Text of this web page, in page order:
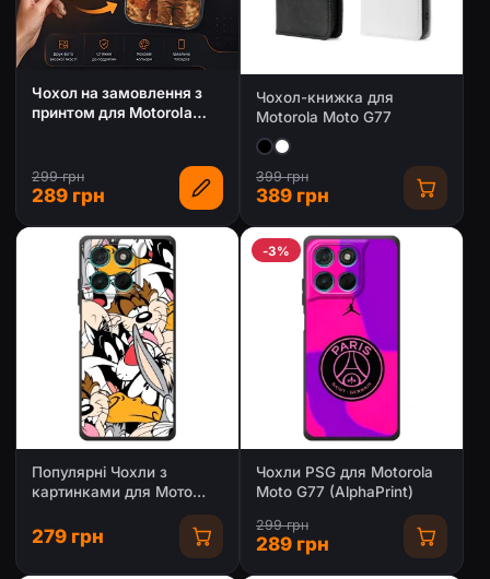
Чохол на замовлення з
принтом для Motorola
299 грн
289 грн
Чохол-книжка для
Motorola Moto G77
399 грн
389 грн
Популярні Чохли з
картинками для Мото
279 грн
-3%
Чохли PSG для Motorola
Moto G77 (AlphaPrint)
299 грн
289 грн